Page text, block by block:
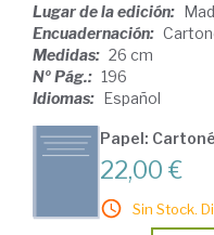
Lugar de la edición:
Encuadernación:
Medidas: 26 cm
Nº Pág.: 196
Idiomas: Español
Papel: Cartoné
22,00 €
Sin Stock.